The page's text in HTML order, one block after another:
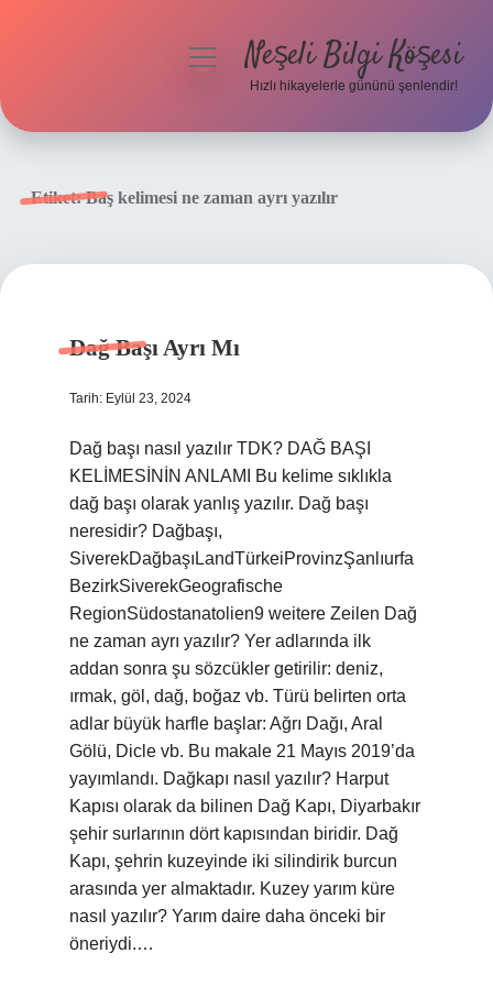
menüyüNeşeli Bilgi Köşesi
Hızlı hikayelerle gününü şenlendir!
Etiket:Baş kelimesi ne zaman ayrı yazılır
Dağ Başı Ayrı Mı
Tarih: Eylül 23, 2024
Dağ başı nasıl yazılır TDK? DAĞ BAŞI
KELİMESİNİN ANLAMI Bu kelime sıklıkla
dağ başı olarak yanlış yazılır. Dağ başı
neresidir? Dağbaşı,
SiverekDağbaşıLandTürkeiProvinzŞanlıurfa
BezirkSiverekGeografische
RegionSüdostanatolien9 weitere Zeilen Dağ
ne zaman ayrı yazılır? Yer adlarında ilk
addan sonra şu sözcükler getirilir: deniz,
ırmak, göl, dağ, boğaz vb. Türü belirten orta
adlar büyük harfle başlar: Ağrı Dağı, Aral
Gölü, Dicle vb. Bu makale 21 Mayıs 2019’da
yayımlandı. Dağkapı nasıl yazılır? Harput
Kapısı olarak da bilinen Dağ Kapı, Diyarbakır
şehir surlarının dört kapısından biridir. Dağ
Kapı, şehrin kuzeyinde iki silindirik burcun
arasında yer almaktadır. Kuzey yarım küre
nasıl yazılır? Yarım daire daha önceki bir
öneriydi.…